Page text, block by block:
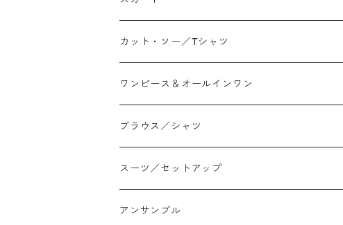
ワイド
スリム/スキニー
ジョガー
イージーパンツ/履き込み
コクーン/バレル/カーブ
ストレート/タイト
フレア
アシンメトリー/切り替え
プリント柄
チェック
カット・ソー／Tシャツ
Tシャツ
ロンtee
ノースリーブ
ワンピース＆オールインワン
ワンピース
ジャンスカ
サロペット オールインワン
ブラウス／シャツ
スーツ／セットアップ
アンサンブル